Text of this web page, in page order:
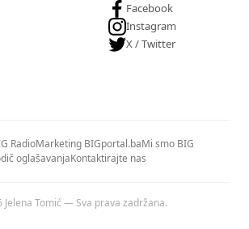
Facebook
Instagram
X / Twitter
RadioMarketing BIGportal.baMi smo BIG
oglašavanjaKontaktirajte nas
Jelena Tomić — Sva prava zadržana.